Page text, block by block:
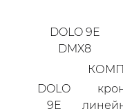
DOLO 9E
DMX8
DOLO
9E